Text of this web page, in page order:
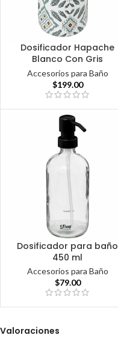
Dosificador Hapache
Blanco Con Gris
Accesorios para Baño
$199.00
Dosificador para baño
450 ml
Accesorios para Baño
$79.00
Valoraciones